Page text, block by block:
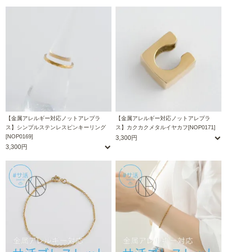
【金属アレルギー対応ノットアレプラ
ス】シンプルステンレスピンキーリング
[NOP0169]
3,300円
【金属アレルギー対応ノットアレプラ
ス】カクカクメタルイヤカフ[NOP0171]
3,300円